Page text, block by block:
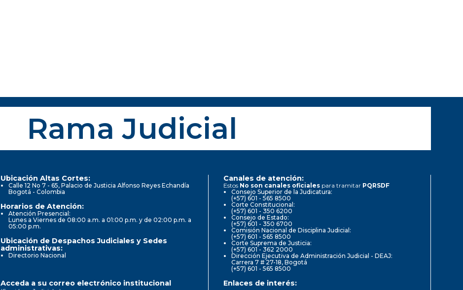
Rama Judicial
Ubicación Altas Cortes:
Calle 12 No 7 - 65, Palacio de Justicia Alfonso Reyes Echandía
Bogotá - Colombia
Horarios de Atención:
Atención Presencial:
Lunes a Viernes de 08:00 a.m. a 01:00 p.m. y de 02:00 p.m. a
05:00 p.m.
Ubicación de Despachos Judiciales y Sedes
administrativas:
Directorio Nacional
Canales de atención:
Estos No son canales oficiales para tramitar PQRSDF
Consejo Superior de la Judicatura:
(+57) 601 - 565 8500
Corte Constitucional:
(+57) 601 - 350 6200
Consejo de Estado:
(+57) 601 - 350 6700
Comisión Nacional de Disciplina Judicial:
(+57) 601 - 565 8500
Corte Suprema de Justicia:
(+57) 601 - 362 2000
Dirección Ejecutiva de Administración Judicial - DEAJ:
Carrera 7 # 27-18, Bogotá
(+57) 601 - 565 8500
Acceda a su correo electrónico institucional Enlaces de interés: